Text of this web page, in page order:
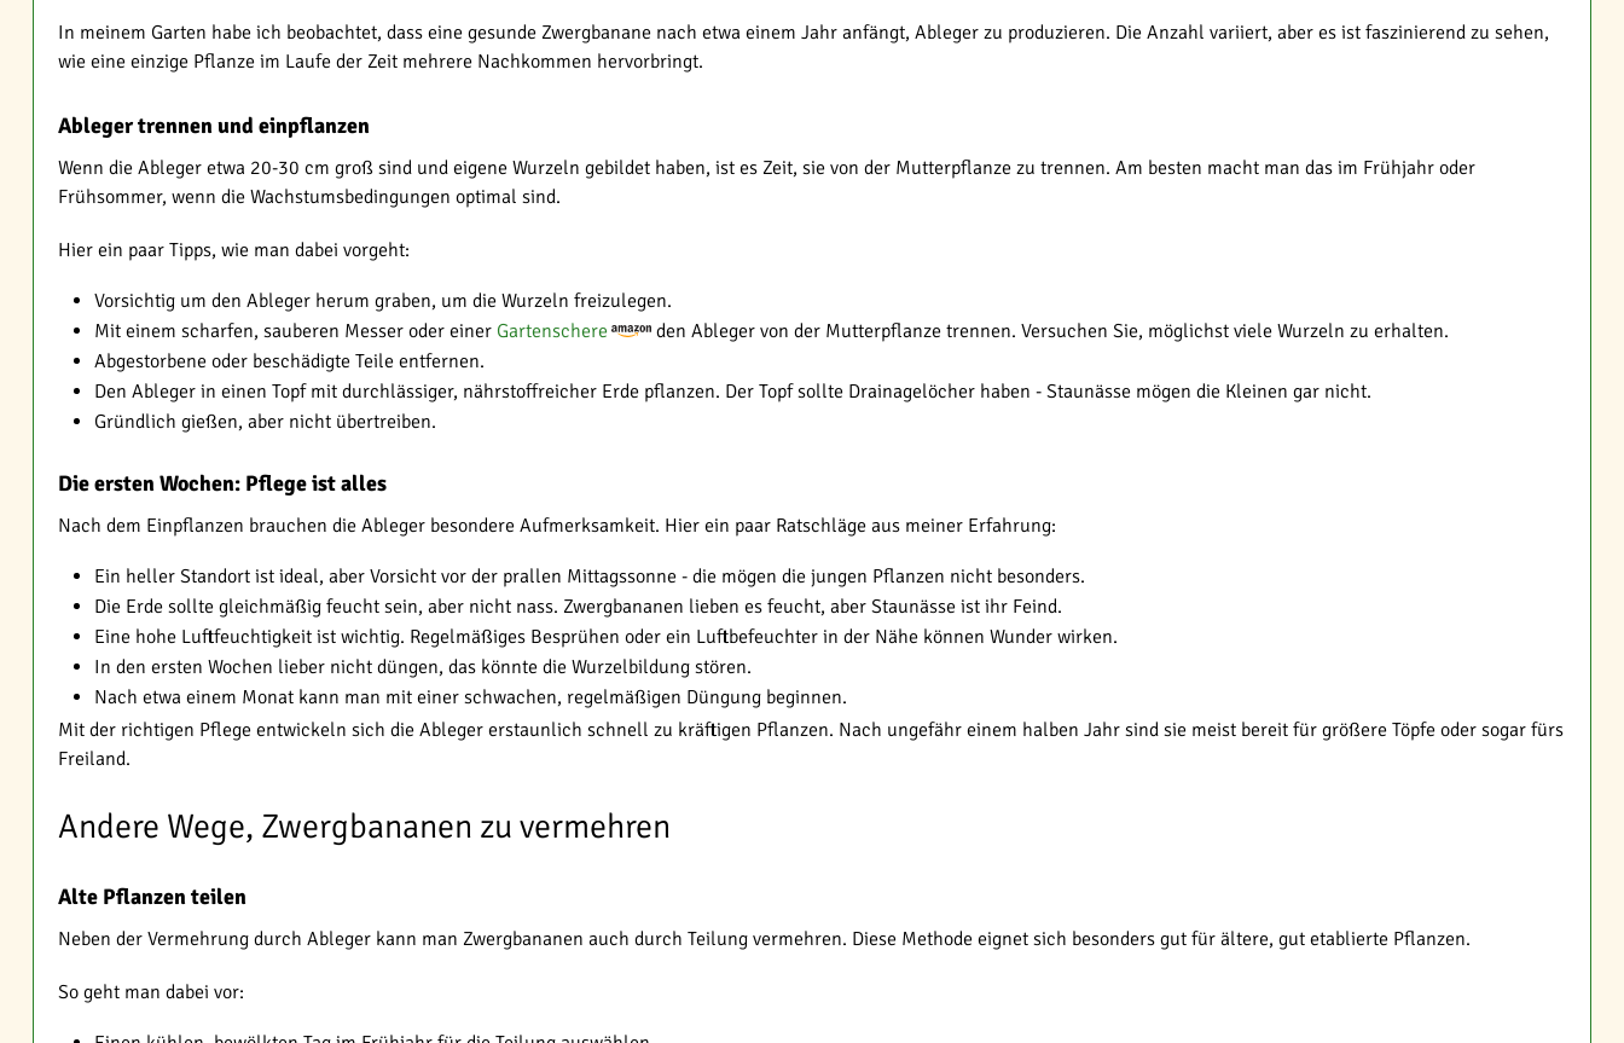
In meinem Garten habe ich beobachtet, dass eine gesunde Zwergbanane nach etwa einem Jahr anfängt, Ableger zu produzieren. Die Anzahl variiert, aber es ist faszinierend zu sehen,
wie eine einzige Pflanze im Laufe der Zeit mehrere Nachkommen hervorbringt.
Ableger trennen und einpflanzen
Wenn die Ableger etwa 20-30 cm groß sind und eigene Wurzeln gebildet haben, ist es Zeit, sie von der Mutterpflanze zu trennen. Am besten macht man das im Frühjahr oder
Frühsommer, wenn die Wachstumsbedingungen optimal sind.
Hier ein paar Tipps, wie man dabei vorgeht:
Vorsichtig um den Ableger herum graben, um die Wurzeln freizulegen.
Mit einem scharfen, sauberen Messer oder einer Gartenschere
den Ableger von der Mutterpflanze trennen. Versuchen Sie, möglichst viele Wurzeln zu erhalten.
Abgestorbene oder beschädigte Teile entfernen.
Den Ableger in einen Topf mit durchlässiger, nährstoffreicher Erde pflanzen. Der Topf sollte Drainagelöcher haben - Staunässe mögen die Kleinen gar nicht.
Gründlich gießen, aber nicht übertreiben.
Die ersten Wochen: Pflege ist alles
Nach dem Einpflanzen brauchen die Ableger besondere Aufmerksamkeit. Hier ein paar Ratschläge aus meiner Erfahrung:
Ein heller Standort ist ideal, aber Vorsicht vor der prallen Mittagssonne - die mögen die jungen Pflanzen nicht besonders.
Die Erde sollte gleichmäßig feucht sein, aber nicht nass. Zwergbananen lieben es feucht, aber Staunässe ist ihr Feind.
Eine hohe Luftfeuchtigkeit ist wichtig. Regelmäßiges Besprühen oder ein Luftbefeuchter in der Nähe können Wunder wirken.
In den ersten Wochen lieber nicht düngen, das könnte die Wurzelbildung stören.
Nach etwa einem Monat kann man mit einer schwachen, regelmäßigen Düngung beginnen.
Mit der richtigen Pflege entwickeln sich die Ableger erstaunlich schnell zu kräftigen Pflanzen. Nach ungefähr einem halben Jahr sind sie meist bereit für größere Töpfe oder sogar fürs
Freiland.
Andere Wege, Zwergbananen zu vermehren
Alte Pflanzen teilen
Neben der Vermehrung durch Ableger kann man Zwergbananen auch durch Teilung vermehren. Diese Methode eignet sich besonders gut für ältere, gut etablierte Pflanzen.
So geht man dabei vor: